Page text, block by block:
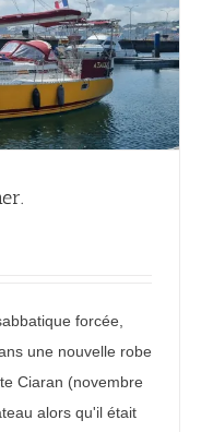
forcée,
une nouvelle robe
Ciaran (novembre
alors qu'il était